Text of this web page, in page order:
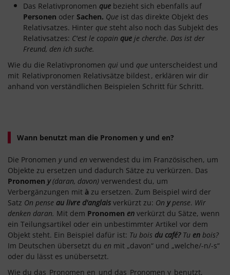
Das Relativpronomen que bezieht sich ebenfalls auf
Personen oder Sachen. Que ist das direkte Objekt des
Relativsatzes. Hinter que steht also noch das Subjekt des
Relativsatzes: C'est le copain que je cherche. Das ist der
Freund, den ich suche.
Wie du die Relativpronomen qui und que unterscheidest und
mit Relativpronomen Relativsätze bildest, erklären wir dir
anhand von verständlichen Beispielen Schritt für Schritt.
Wann benutzt man die Pronomen y und en?
Die Pronomen yund en verwendest du im Französischen, um
Objekte zu ersetzen und dadurch Sätze zu verkürzen. Das
Pronomen y(daran, davon) verwendest du, um
Verbergänzungen mit à zu ersetzen. Zum Beispiel wird der
Satz On pense au livre d'anglais verkürzt zu: On ypense. Wir
denken daran. Mit dem Pronomen en verkürzt du Sätze, wenn
ein Teilungsartikel oder ein unbestimmter Artikel vor dem
Objekt steht. Ein Beispiel dafür ist: Tu bois du café? Tu en bois?
Im Deutschen übersetzt du en mit „davon“ und „welche/-n/-s“
oder du lässt es unübersetzt.
Wie du das Pronomen en und das Pronomen y benutzt,